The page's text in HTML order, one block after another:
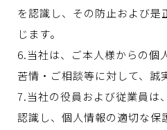
を認識し、その防止および是
じます。
6.当社は、ご本人様からの個
苦情・ご相談等に対して、誠
7.当社の役員および従業員は
認識し、個人情報の適切な保